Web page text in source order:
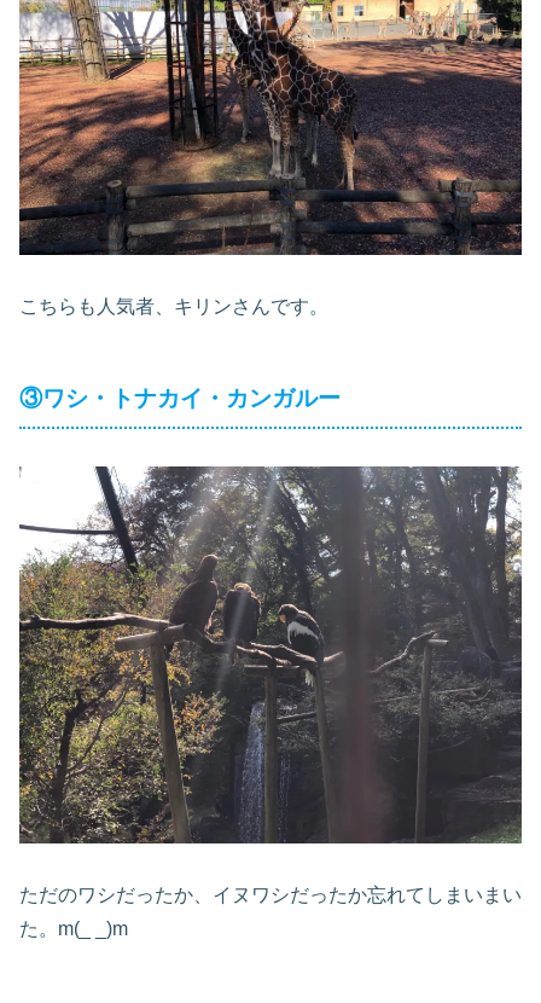
こちらも人気者、キリンさんです。
③ワシ・トナカイ・カンガルー
ただのワシだったか、イヌワシだったか忘れてしまいまい
た。m(_ _)m